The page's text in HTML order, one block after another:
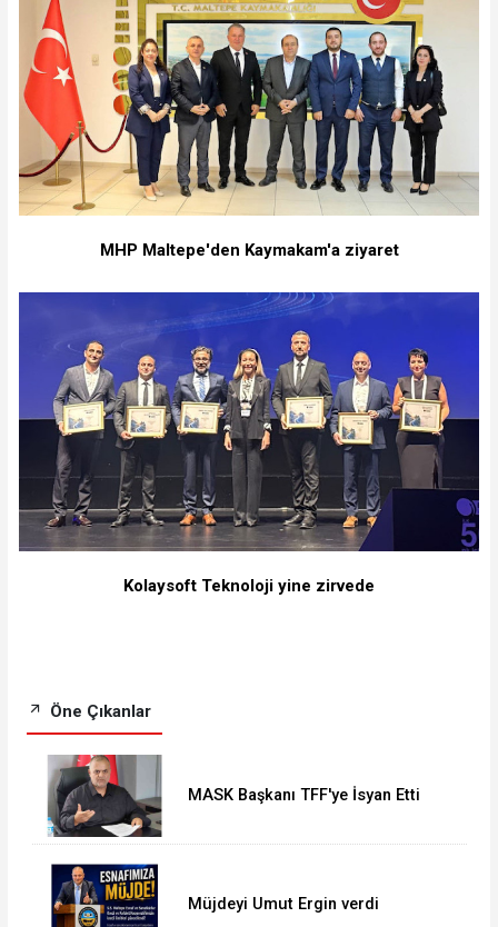
MHP Maltepe'den Kaymakam'a ziyaret
Kolaysoft Teknoloji yine zirvede
Öne Çıkanlar
MASK Başkanı TFF'ye İsyan Etti
Müjdeyi Umut Ergin verdi